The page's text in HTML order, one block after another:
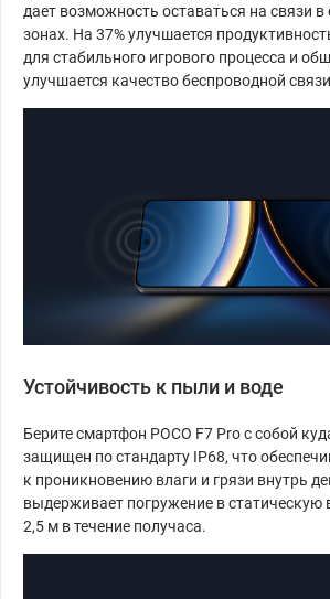
дает возможность оставаться на связи
зонах. На 37% улучшается
для стабильного игрового процесса и
улучшается качество беспроводной
Устойчивость к пыли и воде
Берите смартфон POCO F7 Pro с собой
защищен по стандарту IP68, что
к проникновению влаги и грязи внутрь
выдерживает погружение в статическую
2,5 м в течение получаса.